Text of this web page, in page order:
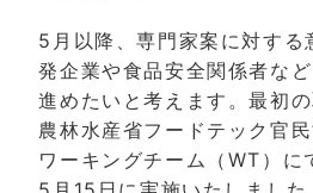
5月以降、専門家案に対する
発企業や食品安全関係者な
進めたいと考えます。最初の
農林水産省フードテック官
ワーキングチーム（WT）に